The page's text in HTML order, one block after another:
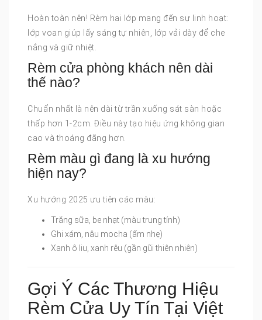
Hoàn toàn nên! Rèm hai lớp mang đến sự linh hoạt:
lớp voan giúp lấy sáng tự nhiên, lớp vải dày để che
nắng và giữ nhiệt.
Rèm cửa phòng khách nên dài
thế nào?
Chuẩn nhất là nên dài từ trần xuống sát sàn hoặc
thấp hơn 1-2cm. Điều này tạo hiệu ứng không gian
cao và thoáng đãng hơn.
Rèm màu gì đang là xu hướng
hiện nay?
Xu hướng 2025 ưu tiên các màu:
Trắng sữa, be nhạt (màu trung tính)
Ghi xám, nâu mocha (ấm nhẹ)
Xanh ô liu, xanh rêu (gần gũi thiên nhiên)
Gợi Ý Các Thương Hiệu
Rèm Cửa Uy Tín Tại Việt